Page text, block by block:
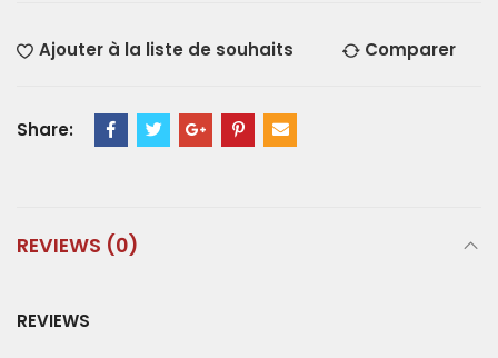
Ajouter à la liste de souhaits Comparer
Share:
REVIEWS (0)
REVIEWS